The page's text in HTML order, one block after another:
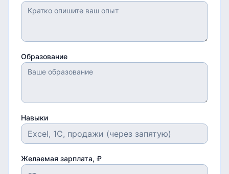
Образование
Навыки
Желаемая зарплата, ₽